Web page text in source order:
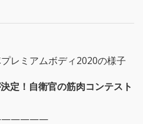
レミアムボディ2020の様子
定！自衛官の筋肉コンテスト